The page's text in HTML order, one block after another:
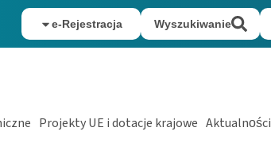
e-Rejestracja Wyszukiwanie
Projekty UE i dotacje krajowe Aktualności